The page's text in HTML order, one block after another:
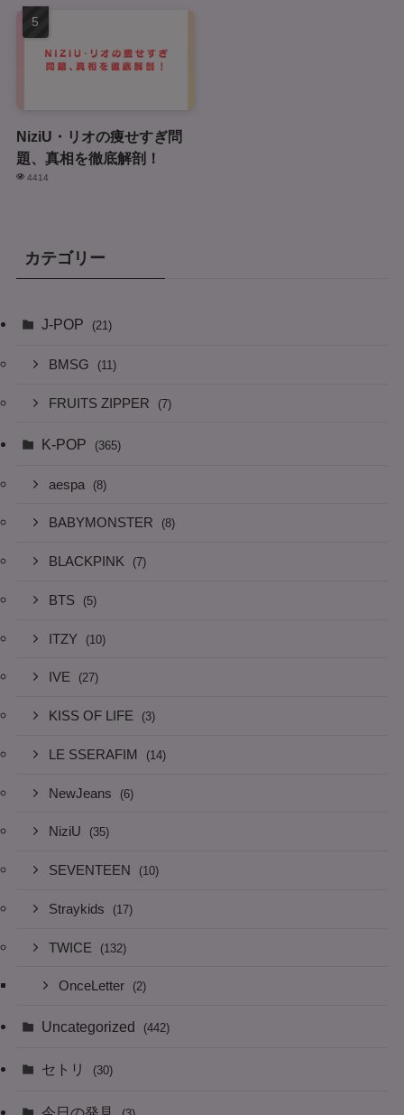
NiziU・リオの痩せすぎ問
題、真相を徹底解剖！
4414
カテゴリー
J-POP (21)
BMSG (11)
FRUITS ZIPPER (7)
K-POP (365)
aespa (8)
BABYMONSTER (8)
BLACKPINK (7)
BTS (5)
ITZY (10)
IVE (27)
KISS OF LIFE (3)
LE SSERAFIM (14)
NewJeans (6)
NiziU (35)
SEVENTEEN (10)
Straykids (17)
TWICE (132)
OnceLetter (2)
Uncategorized (442)
セトリ (30)